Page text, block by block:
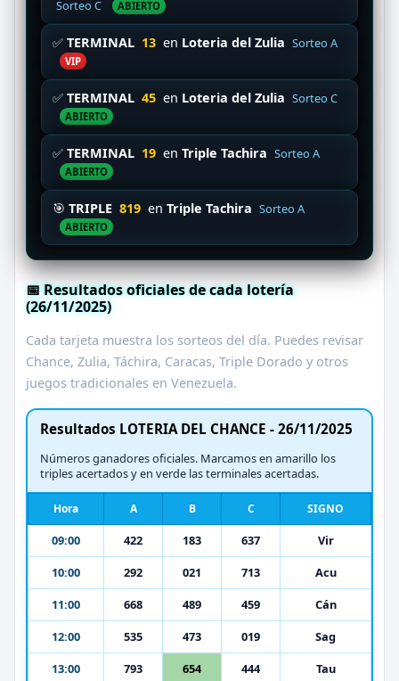
Sorteo C ABIERTO
✅ TERMINAL 13 en Loteria del Zulia Sorteo A
VIP
✅ TERMINAL 45 en Loteria del Zulia Sorteo C
ABIERTO
✅ TERMINAL 19 en Triple Tachira Sorteo A
ABIERTO
🎯 TRIPLE 819 en Triple Tachira Sorteo A
ABIERTO
📅 Resultados oficiales de cada lotería
(26/11/2025)
Cada tarjeta muestra los sorteos del día. Puedes revisar
Chance, Zulia, Táchira, Caracas, Triple Dorado y otros
juegos tradicionales en Venezuela.
Resultados LOTERIA DEL CHANCE - 26/11/2025
Números ganadores oficiales. Marcamos en amarillo los
triples acertados y en verde las terminales acertadas.
Hora A B C SIGNO
09:00 422 183 637
Vir
10:00
292 021 713
Acu
11:00
668 489 459
Cán
12:00
535 473 019
Sag
13:00
793 654 444
Tau